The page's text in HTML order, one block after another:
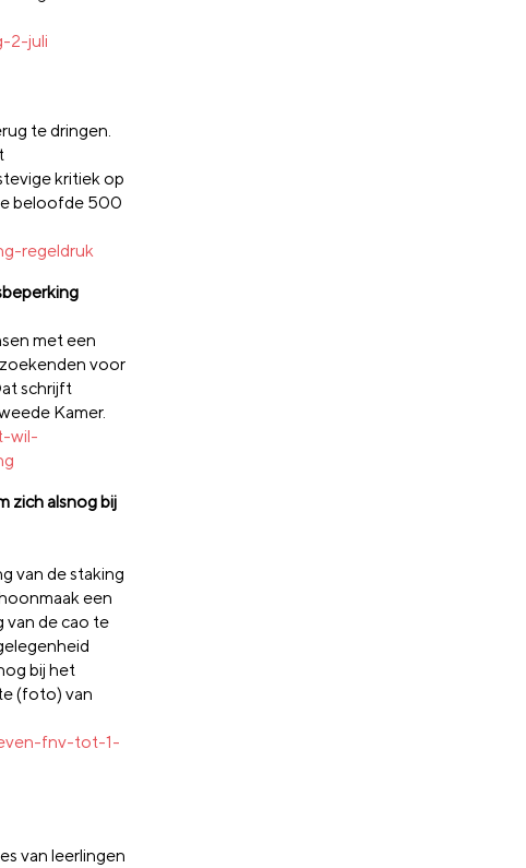
2-juli
te dringen.
kritiek op
beloofde 500
regeldruk
met een
voor
schrijft
Kamer.
wil-
zich alsnog bij
van de staking
een
van de cao te
bij het
(foto) van
fnv-tot-1-
van leerlingen